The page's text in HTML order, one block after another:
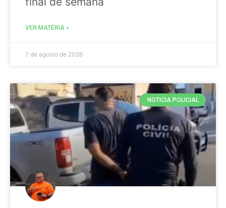
VER MATÉRIA »
7 de agosto de 2026
NOTICIA POLICIAL